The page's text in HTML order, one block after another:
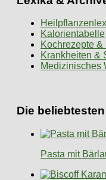
Kalorientabelle
Kochrezepte
Krankheiten &
Medizinisches
Die
Pasta mit